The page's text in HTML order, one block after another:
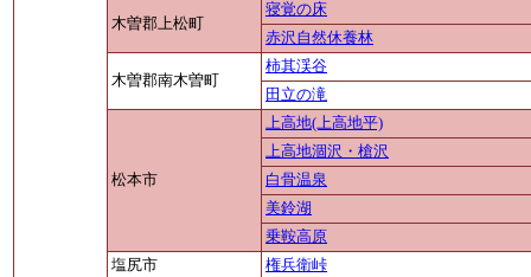
木曽郡上松町
寝覚の床
赤沢自然休養林
木曽郡南木曽町
柿其渓谷
田立の滝
松本市
上高地(上高地平)
上高地涸沢・槍沢
白骨温泉
美鈴湖
乗鞍高原
塩尻市
権兵衛峠